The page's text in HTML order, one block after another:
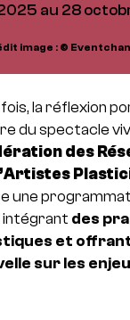
au 28
image : ©
la réflexion
du spectacle
des
une
intégrant des
et
sur les